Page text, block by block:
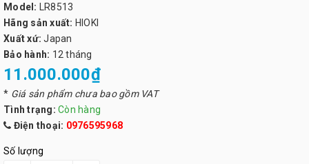
Model: LR8513
Hãng sản xuất: HIOKI
Xuất xứ: Japan
Bảo hành: 12 tháng
11.000.000₫
* Giá sản phẩm chưa bao gồm VAT
Tình trạng: Còn hàng
Điện thoại: 0976595968
Số lượng